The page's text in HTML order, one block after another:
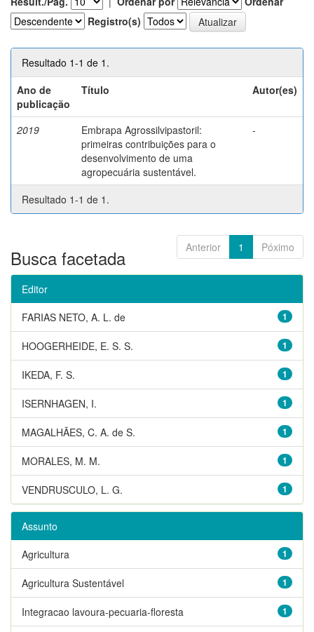
Registro(s)
Resultado 1-1 de 1.
Ano de
publicação
Título Autor(es)
2019
Embrapa Agrossilvipastoril:
primeiras contribuições para o
desenvolvimento de uma
agropecuária sustentável.
-
Resultado 1-1 de 1.
Anterior 1 Póximo
Busca facetada
Editor
1
FARIAS NETO, A. L. de
1
HOOGERHEIDE, E. S. S.
1
IKEDA, F. S.
1
ISERNHAGEN, I.
1
MAGALHÃES, C. A. de S.
1
MORALES, M. M.
1
VENDRUSCULO, L. G.
Assunto
1
Agricultura
1
Agricultura Sustentável
1
Integracao lavoura-pecuaria-floresta